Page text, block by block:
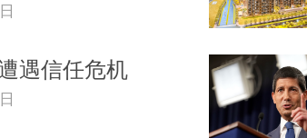
遇信任危机